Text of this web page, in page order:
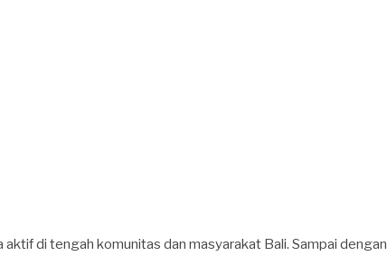
di tengah komunitas dan masyarakat Bali. Sampai dengan